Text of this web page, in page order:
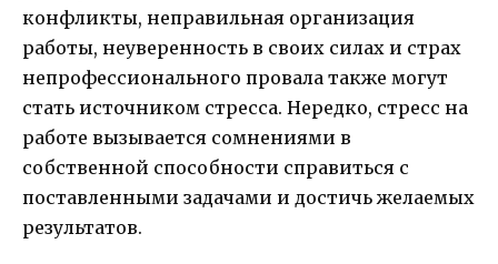
конфликты, неправильная организация
работы, неуверенность в своих силах и страх
непрофессионального провала также могут
стать источником стресса. Нередко, стресс на
работе вызывается сомнениями в
собственной способности справиться с
поставленными задачами и достичь желаемых
результатов.